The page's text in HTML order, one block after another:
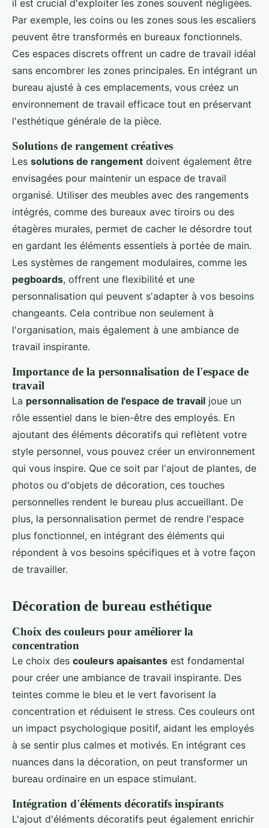
il est crucial d'exploiter les zones souvent négligées.
Par exemple, les coins ou les zones sous les escaliers
peuvent être transformés en bureaux fonctionnels.
Ces espaces discrets offrent un cadre de travail idéal
sans encombrer les zones principales. En intégrant un
bureau ajusté à ces emplacements, vous créez un
environnement de travail efficace tout en préservant
l'esthétique générale de la pièce.
Solutions de rangement créatives
Les solutions de rangement doivent également être
envisagées pour maintenir un espace de travail
organisé. Utiliser des meubles avec des rangements
intégrés, comme des bureaux avec tiroirs ou des
étagères murales, permet de cacher le désordre tout
en gardant les éléments essentiels à portée de main.
Les systèmes de rangement modulaires, comme les
pegboards, offrent une flexibilité et une
personnalisation qui peuvent s'adapter à vos besoins
changeants. Cela contribue non seulement à
l'organisation, mais également à une ambiance de
travail inspirante.
Importance de la personnalisation de l'espace de
travail
La personnalisation de l'espace de travail joue un
rôle essentiel dans le bien-être des employés. En
ajoutant des éléments décoratifs qui reflètent votre
style personnel, vous pouvez créer un environnement
qui vous inspire. Que ce soit par l'ajout de plantes, de
photos ou d'objets de décoration, ces touches
personnelles rendent le bureau plus accueillant. De
plus, la personnalisation permet de rendre l'espace
plus fonctionnel, en intégrant des éléments qui
répondent à vos besoins spécifiques et à votre façon
de travailler.
Décoration de bureau esthétique
Choix des couleurs pour améliorer la
concentration
Le choix des couleurs apaisantes est fondamental
pour créer une ambiance de travail inspirante. Des
teintes comme le bleu et le vert favorisent la
concentration et réduisent le stress. Ces couleurs ont
un impact psychologique positif, aidant les employés
à se sentir plus calmes et motivés. En intégrant ces
nuances dans la décoration, on peut transformer un
bureau ordinaire en un espace stimulant.
Intégration d'éléments décoratifs inspirants
L'ajout d'éléments décoratifs peut également enrichir